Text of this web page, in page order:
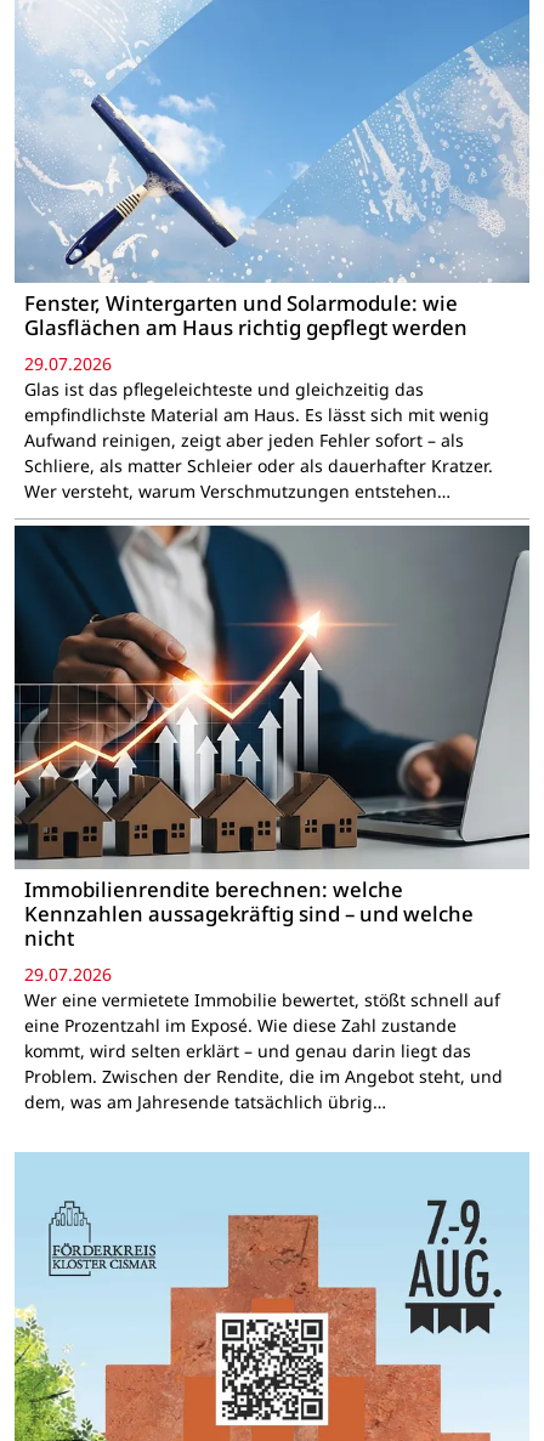
Fenster, Wintergarten und Solarmodule: wie
Glasflächen am Haus richtig gepflegt werden
29.07.2026
Glas ist das pflegeleichteste und gleichzeitig das
empfindlichste Material am Haus. Es lässt sich mit wenig
Aufwand reinigen, zeigt aber jeden Fehler sofort – als
Schliere, als matter Schleier oder als dauerhafter Kratzer.
Wer versteht, warum Verschmutzungen entstehen…
Immobilienrendite berechnen: welche
Kennzahlen aussagekräftig sind – und welche
nicht
29.07.2026
Wer eine vermietete Immobilie bewertet, stößt schnell auf
eine Prozentzahl im Exposé. Wie diese Zahl zustande
kommt, wird selten erklärt – und genau darin liegt das
Problem. Zwischen der Rendite, die im Angebot steht, und
dem, was am Jahresende tatsächlich übrig…